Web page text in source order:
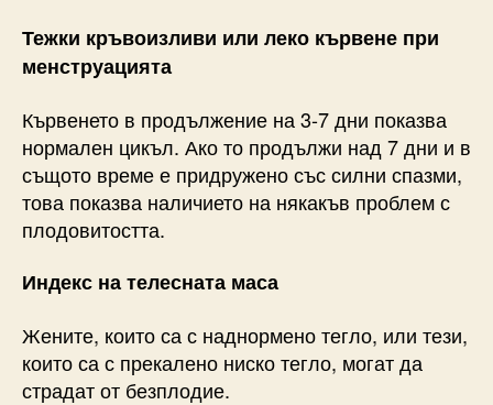
Тежки кръвоизливи или леко кървене при
менструацията
Кървенето в продължение на 3-7 дни показва
нормален цикъл. Ако то продължи над 7 дни и в
същото време е придружено със силни спазми,
това показва наличието на някакъв проблем с
плодовитостта.
Индекс на телесната маса
Жените, които са с наднормено тегло, или тези,
които са с прекалено ниско тегло, могат да
страдат от безплодие.